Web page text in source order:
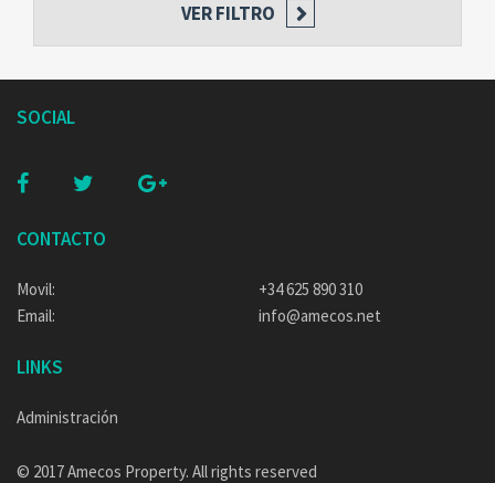
VER FILTRO
SOCIAL
CONTACTO
Movil:
Email:
+34 625 890 310
info@amecos.net
LINKS
Administración
© 2017 Amecos Property. All rights reserved